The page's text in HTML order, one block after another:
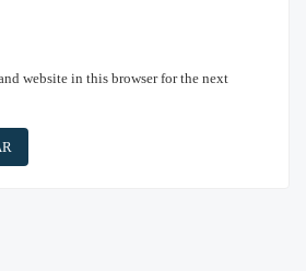
website in this browser for the next